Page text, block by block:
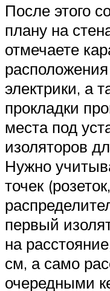
После этого
плану на
отмечаете
электрики, а
прокладки
места под
изоляторов
Нужно
точек
первый
на
см, а само
очередными